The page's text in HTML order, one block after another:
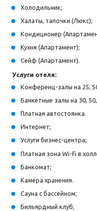
Холодильник;
Халаты, тапочки (Люкс);
Кондиционер
Кухня (Апартамент);
Сейф (Апартамент).
Услуги отеля:
Конференц-залы на 25,
Банкетные залы на 30,
Платная автостоянка.
Интернет;
Услуги бизнес-центра;
Платная зона Wi-Fi в
Банкомат;
Камера хранения.
Сауна с бассейном;
Бильярдный клуб;